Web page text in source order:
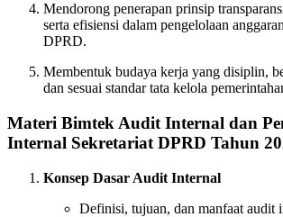
Mendorong penerapan prinsip
serta efisiensi dalam pengelolaan
DPRD.
Membentuk budaya kerja yang disiplin,
dan sesuai standar tata kelola
Materi Bimtek Audit Internal dan
Internal Sekretariat DPRD Tahun
Konsep Dasar Audit Internal
Definisi, tujuan, dan manfaat audit